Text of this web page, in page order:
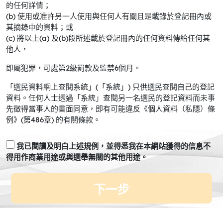
的任何詳情；
(b) 使用或准許另一人使用與任何人有關且是載錄於登記冊內或
其摘錄中的資料；或
(c) 將以上(a) 及(b)段所述載於登記冊內的任何資料傳給任何其
他人，
即屬犯罪，可處第2級罰款及監禁6個月。
「選民資料網上查閱系統」(「系統」) 只供選民查閱自己的登記
資料。任何人士透過「系統」查閱另一名選民的登記資料而未事
先徵得當事人的書面同意，即有可能違反《個人資料（私隱）條
例》(第486章) 的有關條款。
我已閱讀及明白上述規例，並得悉我在本網站獲得的信息不
得用作商業用途或與選舉無關的其他用途。